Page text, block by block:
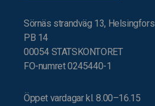
Sörnäs strandväg 13, Helsingfors
PB 14
00054 STATSKONTORET
FO-numret 0245440-1
Öppet vardagar kl. 8.00–16.15